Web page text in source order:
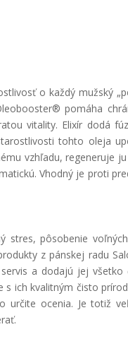
o každý mužský
pomáha
vitality. Elixír dodá
tohto oleja
vzhľadu, regeneruje
Vhodný je proti
stres, pôsobenie
z pánskej radu
a dodajú jej
ich kvalitným čisto
ocenia. Je totiž